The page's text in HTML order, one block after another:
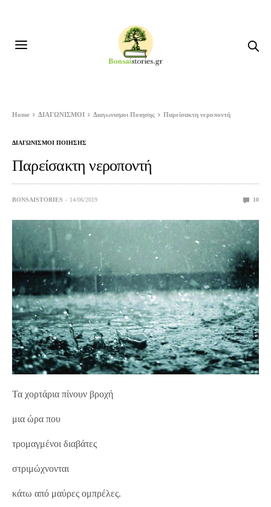
Home ΔΙΑΓΩΝΙΣΜΟΙ Διαγωνισμοι Ποιησης Παρείσακτη νεροποντή
ΔΙΑΓΩΝΙΣΜΟΙ ΠΟΙΗΣΗΣ
Παρείσακτη νεροποντή
BONSAISTORIES 14/06/2019 10
Τα χορτάρια πίνουν βροχή
μια ώρα που
τρομαγμένοι διαβάτες
στριμώχνονται
κάτω από μαύρες ομπρέλες.